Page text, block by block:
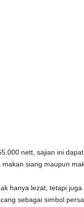
nett, sajian ini
siang maupun
hanya lezat, tetapi
sebagai simbol